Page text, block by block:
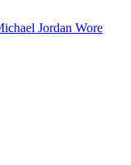
Jordan Wore